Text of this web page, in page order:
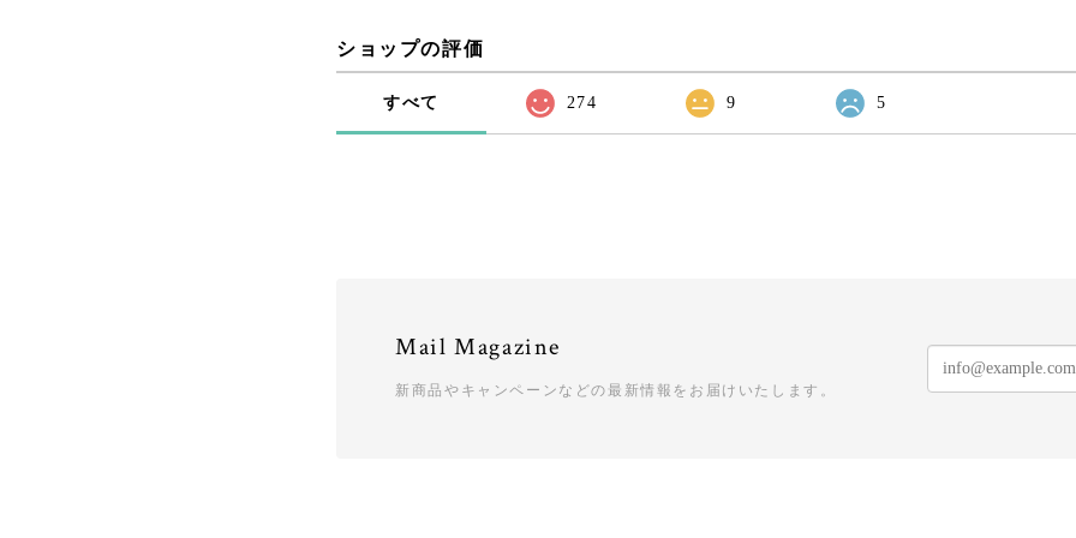
ショップの評価
すべて 274 9 5
Mail Magazine
新商品やキャンペーンなどの最新情報をお届けいたします。